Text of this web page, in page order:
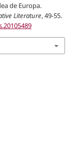
de Europa.
Literature, 49-55.